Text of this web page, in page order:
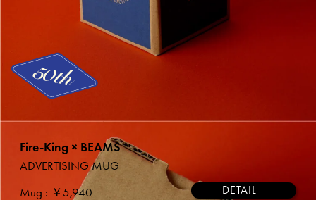
Fire-King × BEAMS
ADVERTISING MUG
Mug : ￥5,940 DETAIL